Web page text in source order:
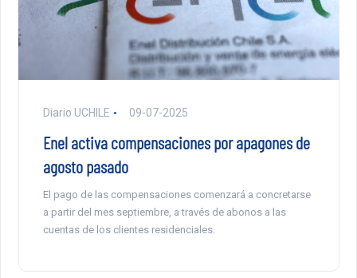
Diario UCHILE 09-07-2025
Enel activa compensaciones por apagones de
agosto pasado
El pago de las compensaciones comenzará a concretarse
a partir del mes septiembre, a través de abonos a las
cuentas de los clientes residenciales.